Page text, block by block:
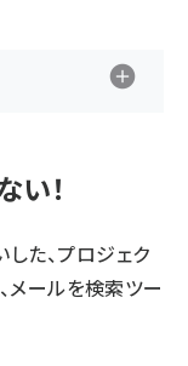
い！
た、プロジェク
メールを検索ツー